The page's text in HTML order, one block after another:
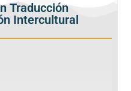
Traducción
Intercultural